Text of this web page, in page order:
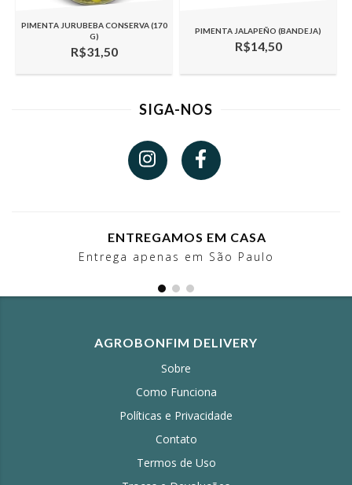
PIMENTA JURUBEBA CONSERVA (170
G)
R$31,50
PIMENTA JALAPEÑO (BANDEJA)
R$14,50
SIGA-NOS
ENTREGAMOS EM CASA
Entrega apenas em São Paulo
AGROBONFIM DELIVERY
Sobre
Como Funciona
Políticas e Privacidade
Contato
Termos de Uso